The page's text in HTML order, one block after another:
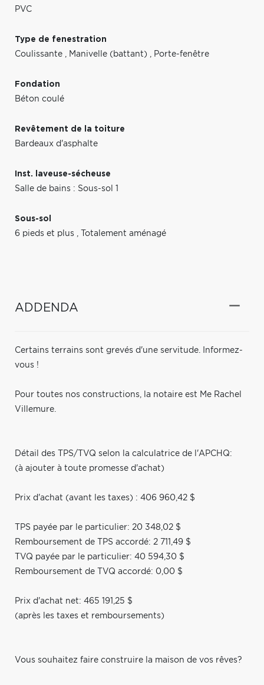
PVC
Type de fenestration
Coulissante , Manivelle (battant) , Porte-fenêtre
Fondation
Béton coulé
Revêtement de la toiture
Bardeaux d'asphalte
Inst. laveuse-sécheuse
Salle de bains : Sous-sol 1
Sous-sol
6 pieds et plus , Totalement aménagé
ADDENDA
Certains terrains sont grevés d'une servitude. Informez-
vous !
Pour toutes nos constructions, la notaire est Me Rachel
Villemure.
Détail des TPS/TVQ selon la calculatrice de l'APCHQ:
(à ajouter à toute promesse d'achat)
Prix d'achat (avant les taxes) : 406 960,42 $
TPS payée par le particulier: 20 348,02 $
Remboursement de TPS accordé: 2 711,49 $
TVQ payée par le particulier: 40 594,30 $
Remboursement de TVQ accordé: 0,00 $
Prix d'achat net: 465 191,25 $
(après les taxes et remboursements)
Vous souhaitez faire construire la maison de vos rêves?